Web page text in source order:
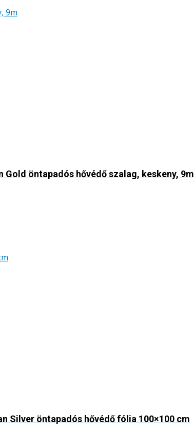
Gold öntapadós hővédő szalag, keskeny, 9m
Silver öntapadós hővédő fólia 100×100 cm